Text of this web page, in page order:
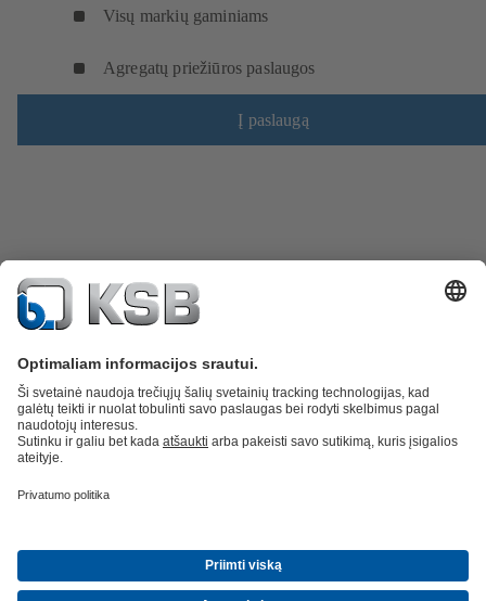
Visų markių gaminiams
Agregatų priežiūros paslaugos
Į paslaugą
Atsarginės dalys
BendrovėNaujienos ir įvykiaiŽiniasklaidaKarjeraSocialiniai tinklai